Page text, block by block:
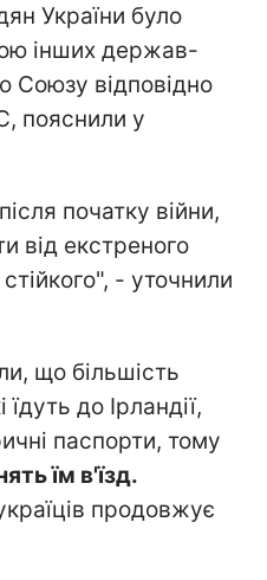
України було
інших держав-
Союзу відповідно
пояснили у
початку війни,
від екстреного
- уточнили
що більшість
до Ірландії,
паспорти, тому
їм в'їзд.
продовжує